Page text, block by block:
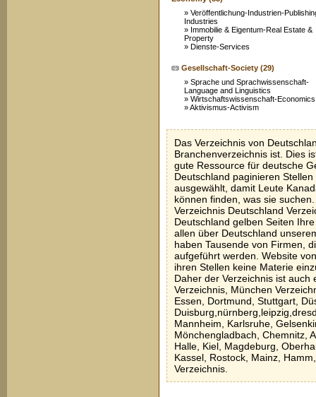
» Veröffentlichung-Industrien-
Industries
» Immobilie & Eigentum-Real Estate &
Property
» Dienste-Services
Gesellschaft-Society (29)
» Sprache und Sprachwissenschaft-
Language and Linguistics
» Wirtschaftswissenschaft-Economics
»Aktivismus-Activism
Das Verzeichnis von
Branchenverzeichnis ist. Dies
gute Ressource für deutsche
Deutschland paginieren
ausgewählt, damit Leute
können finden, was sie
Verzeichnis Deutschland
Deutschland gelben Seiten
allen über Deutschland
haben Tausende von Firmen,
aufgeführt werden. Website
ihren Stellen keine Materie
Daher der Verzeichnis ist auch
Verzeichnis, München
Essen, Dortmund, Stuttgart,
Mannheim, Karlsruhe,
Mönchengladbach, Chemnitz,
Halle, Kiel, Magdeburg,
Kassel, Rostock, Mainz,
Verzeichnis.